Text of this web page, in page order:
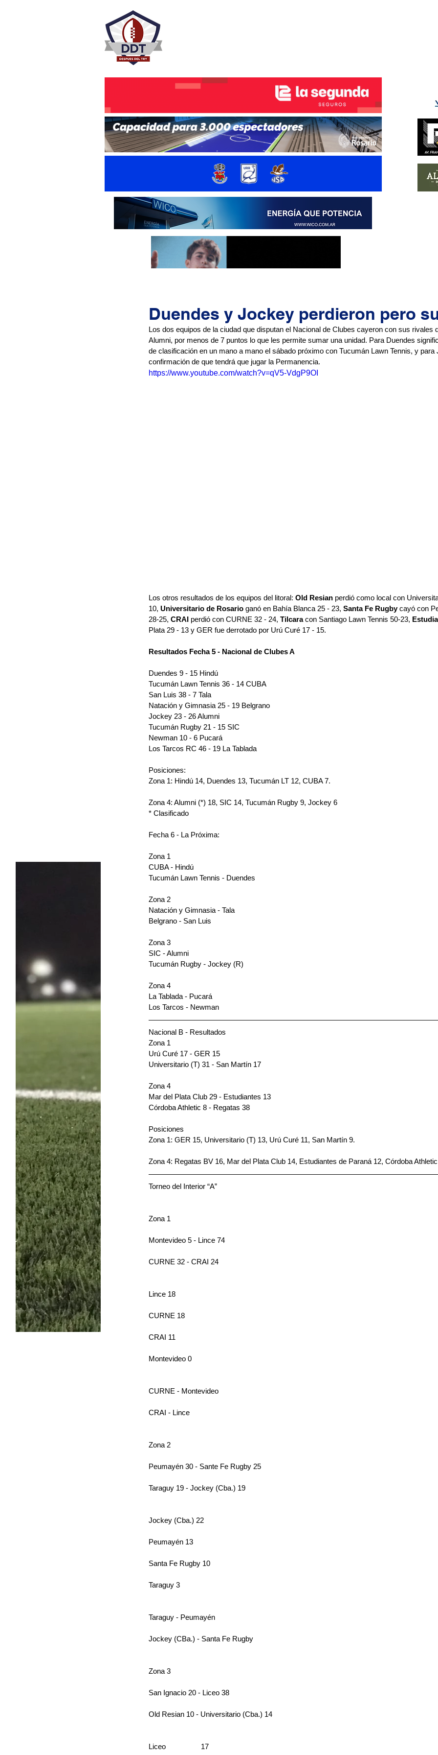
Duendes y Jockey perdieron pero
Los dos equipos de la ciudad que disputan el Nacional de Clubes cayeron con sus rivales
Alumni, por menos de 7 puntos lo que les permite sumar una unidad. Para Duendes
de clasificación en un mano a mano el sábado próximo con Tucumán Lawn Tennis, y
confirmación de que tendrá que jugar la Permanencia.
https://www.youtube.com/watch?v=qV5-VdgP9OI
Los otros resultados de los equipos del litoral: Old Resian perdió como local con
10, Universitario de Rosario ganó en Bahía Blanca 25 - 23, Santa Fe Rugby cayó con
28-25, CRAI perdió con CURNE 32 - 24, Tilcara con Santiago Lawn Tennis 50-23,
Plata 29 - 13 y GER fue derrotado por Urú Curé 17 - 15.
Resultados Fecha 5 - Nacional de Clubes A
Duendes 9 - 15 Hindú
Tucumán Lawn Tennis 36 - 14 CUBA
San Luis 38 - 7 Tala
Natación y Gimnasia 25 - 19 Belgrano
Jockey 23 - 26 Alumni
Tucumán Rugby 21 - 15 SIC
Newman 10 - 6 Pucará
Los Tarcos RC 46 - 19 La Tablada
Posiciones:
Zona 1: Hindú 14, Duendes 13, Tucumán LT 12, CUBA 7.
Zona 4: Alumni (*) 18, SIC 14, Tucumán Rugby 9, Jockey 6
* Clasificado
Fecha 6 - La Próxima:
Zona 1
CUBA - Hindú
Tucumán Lawn Tennis - Duendes
Zona 2
Natación y Gimnasia - Tala
Belgrano - San Luis
Zona 3
SIC - Alumni
Tucumán Rugby - Jockey (R)
Zona 4
La Tablada - Pucará
Los Tarcos - Newman
Nacional B - Resultados
Zona 1
Urú Curé 17 - GER 15
Universitario (T) 31 - San Martín 17
Zona 4
Mar del Plata Club 29 - Estudiantes 13
Córdoba Athletic 8 - Regatas 38
Posiciones
Zona 1: GER 15, Universitario (T) 13, Urú Curé 11, San Martín 9.
Zona 4: Regatas BV 16, Mar del Plata Club 14, Estudiantes de Paraná 12, Córdoba
Torneo del Interior “A”
Zona 1
Montevideo 5 - Lince 74
CURNE 32 - CRAI 24
Lince 18
CURNE 18
CRAI 11
Montevideo 0
CURNE - Montevideo
CRAI - Lince
Zona 2
Peumayén 30 - Sante Fe Rugby 25
Taraguy 19 - Jockey (Cba.) 19
Jockey (Cba.) 22
Peumayén 13
Santa Fe Rugby 10
Taraguy 3
Taraguy - Peumayén
Jockey (CBa.) - Santa Fe Rugby
Zona 3
San Ignacio 20 - Liceo 38
Old Resian 10 - Universitario (Cba.) 14
Liceo                  17